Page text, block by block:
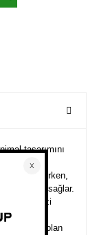
tasarımını
korurken,
bir his sağlar.
etmenizi
destek olan